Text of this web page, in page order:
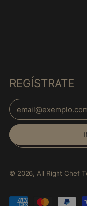
REGÍSTRATE
Endereço de E-mail
© 2026, All Right Chef
Pagamentos
Guiné Equatorial
(MXN $)
$)
Honduras (MXN $)
China (MXN $)
Iêmen (MXN $)